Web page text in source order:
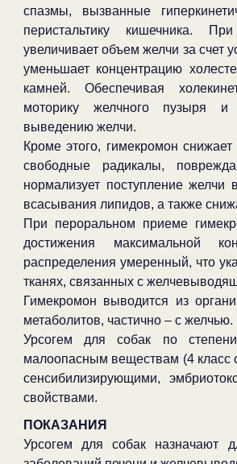
спазмы, вызванные
перистальтику кишечника.
увеличивает объем желчи за счет
уменьшает концентрацию
камней. Обеспечивая
моторику желчного пузыря и
выведению желчи.
Кроме этого, гимекромон
свободные радикалы,
нормализует поступление
всасывания липидов, а также
При пероральном приеме
достижения максимальной
распределения умеренный, что
тканях, связанных с
Гимекромон выводится из
метаболитов, частично – с
Урсогем для собак по
малоопасным веществам (4 класс
сенсибилизирующими,
свойствами.
ПОКАЗАНИЯ
Урсогем для собак назначают